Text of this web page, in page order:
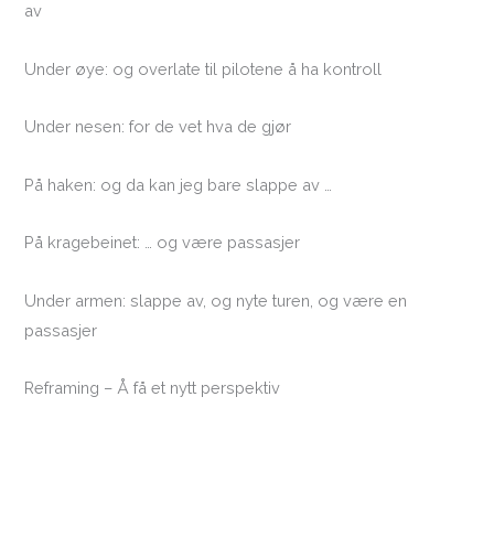
av
Under øye: og overlate til pilotene å ha kontroll
Under nesen: for de vet hva de gjør
På haken: og da kan jeg bare slappe av …
På kragebeinet: … og være passasjer
Under armen: slappe av, og nyte turen, og være en
passasjer
Reframing – Å få et nytt perspektiv